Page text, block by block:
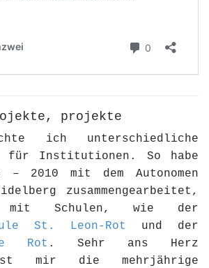
projekte
ich unterschiedliche
für Institutionen. So habe
2010 mit dem Autonomen
zusammengearbeitet,
mit Schulen, wie der
St. Leon-Rot
und der
Rot . Sehr ans Herz
ist mir die mehrjährige